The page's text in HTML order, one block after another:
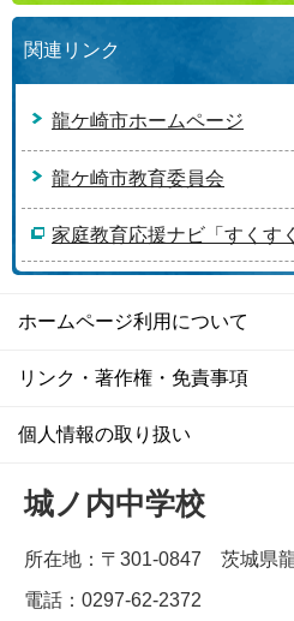
関連リンク
龍ケ崎市ホームページ
龍ケ崎市教育委員会
家庭教育応援ナビ「すくす
ホームページ利用について
リンク・著作権・免責事項
個人情報の取り扱い
城ノ内中学校
所在地：〒301-0847 茨城県
電話：0297-62-2372